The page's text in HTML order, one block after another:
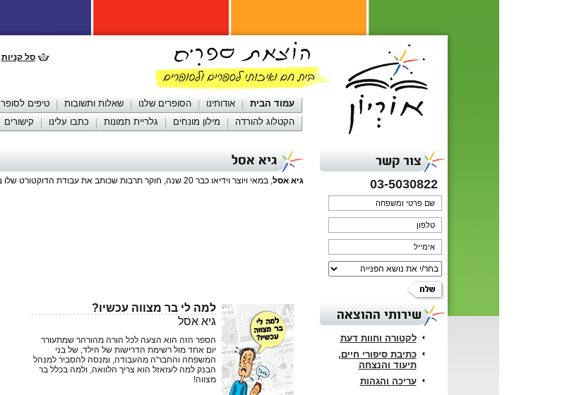
סל קניות
עמוד הבית אודותינו הסופרים שלנו שאלות ותשובות טיפים לסופר
הקטלוג להורדה
מילון מונחים גלריית תמונות כתבו עלינו קישורים
צור קשר
03-5030822
שירותי ההוצאה
לקטורה וחוות דעת
כתיבת סיפורי חיים,
תיעוד והנצחה
עריכה והגהות
גיא אסל
גיא אסל, במאי ויוצר וידיאו כבר 20 שנה, חוקר תרבות שכותב את עבודת הדוקטורט שלו באוניברסיטה העברית.
למה לי בר מצווה עכשיו?
גיא אסל
הספר הזה הוא הצעה לכל הורה מהורהר שמתעורר
יום אחד מול רשימת הדרישות של הילד, של בני
המשפחה והחבר'ה מהעבודה, ומנסה להסביר למנהל
הבנק למה לעזאזל הוא צריך הלוואה, ולמה בכלל בר
מצווה!